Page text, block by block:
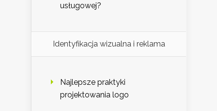
usługowej?
Identyfikacja wizualna i reklama
Najlepsze praktyki
projektowania logo